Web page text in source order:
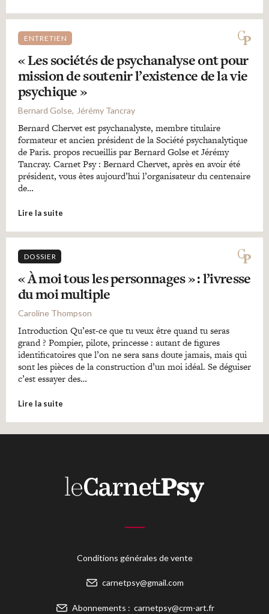
ENTRETIEN
« Les sociétés de psychanalyse ont pour
mission de soutenir l’existence de la vie
psychique »
Bernard Golse Jérémy Tancray
Bernard Chervet est psychanalyste, membre titulaire
formateur et ancien président de la Société psychanalytique
de Paris. propos recueillis par Bernard Golse et Jérémy
Tancray. Carnet Psy : Bernard Chervet, après en avoir été
président, vous êtes aujourd’hui l’organisateur du centenaire
de…
Lire la suite
DOSSIER
« À moi tous les personnages » : l’ivresse
du moi multiple
Caroline Thompson
Introduction Qu’est-ce que tu veux être quand tu seras
grand ? Pompier, pilote, princesse : autant de figures
identificatoires que l’on ne sera sans doute jamais, mais qui
sont les pièces de la construction d’un moi idéal. Se déguiser
c’est essayer des…
Lire la suite
Conditions générales de vente
carnetpsy@gmail.com
Abonnements : carnetpsy@crm-art.fr